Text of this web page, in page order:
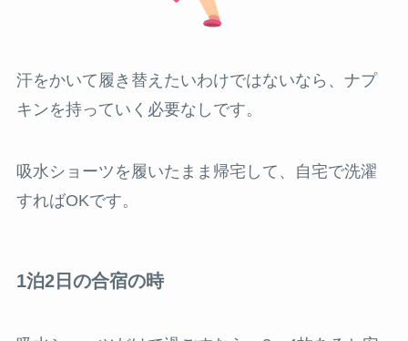
汗をかいて履き替えたいわけではないなら、ナプ
キンを持っていく必要なしです。
吸水ショーツを履いたまま帰宅して、自宅で洗濯
すればOKです。
1泊2日の合宿の時